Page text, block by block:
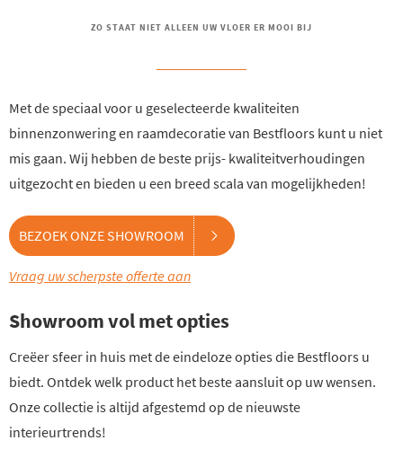
ZO STAAT NIET ALLEEN UW VLOER ER MOOI BIJ
Met de speciaal voor u geselecteerde kwaliteiten
binnenzonwering en raamdecoratie van Bestfloors kunt u niet
mis gaan. Wij hebben de beste prijs- kwaliteitverhoudingen
uitgezocht en bieden u een breed scala van mogelijkheden!
BEZOEK ONZE SHOWROOM
Vraag uw scherpste offerte aan
Showroom vol met opties
Creëer sfeer in huis met de eindeloze opties die Bestfloors u
biedt. Ontdek welk product het beste aansluit op uw wensen.
Onze collectie is altijd afgestemd op de nieuwste
interieurtrends!